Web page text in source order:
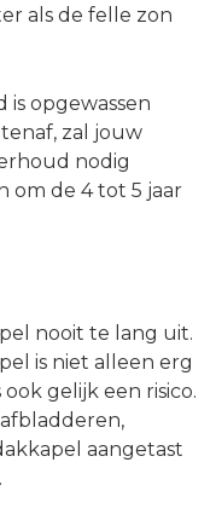
als de felle zon
opgewassen
zal jouw
nodig
om de 4 tot 5 jaar
nooit te lang uit.
is niet alleen erg
gelijk een risico.
aangetast